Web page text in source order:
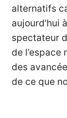
alternatifs
aujourd’hui
spectateur
de l’espace
des
de ce que